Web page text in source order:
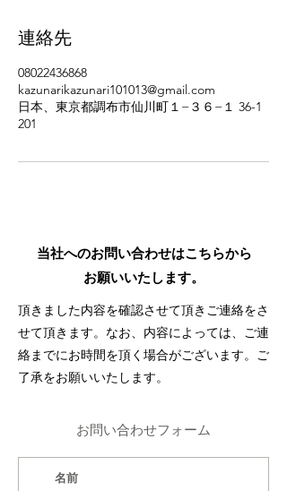
連絡先
08022436868
kazunarikazunari101013@gmail.com
日本、東京都調布市仙川町１−３６−１ 36-1
201
当社へのお問い合わせはこちらから
お願いいたします。
頂きました内容を確認させて頂きご連絡をさ
せて頂きます。なお、内容によっては、ご連
絡までにお時間を頂く場合がございます。ご
了承をお願いいたします。
お問い合わせフォーム